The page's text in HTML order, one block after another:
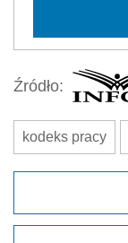
Źródło:
kodeks pracy